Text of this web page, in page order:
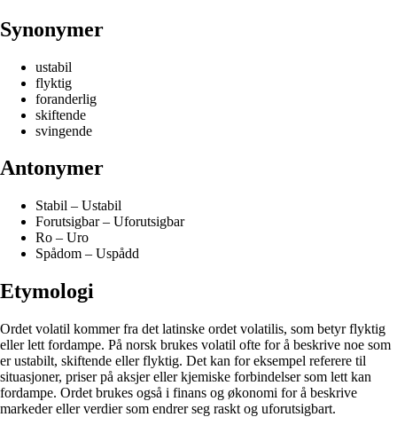
Synonymer
ustabil
flyktig
foranderlig
skiftende
svingende
Antonymer
Stabil – Ustabil
Forutsigbar – Uforutsigbar
Ro – Uro
Spådom – Uspådd
Etymologi
Ordet volatil kommer fra det latinske ordet volatilis, som betyr flyktig
eller lett fordampe. På norsk brukes volatil ofte for å beskrive noe som
er ustabilt, skiftende eller flyktig. Det kan for eksempel referere til
situasjoner, priser på aksjer eller kjemiske forbindelser som lett kan
fordampe. Ordet brukes også i finans og økonomi for å beskrive
markeder eller verdier som endrer seg raskt og uforutsigbart.